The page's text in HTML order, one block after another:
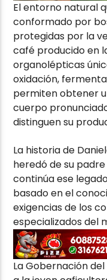
El entorno natural
conformado por
protegidas por la
café producido en
organolépticas
oxidación,
permiten obtener
cuerpo
distinguen su
La historia de
heredó de su
continúa ese
basado en el
exigencias de los
especializados del
La Gobernación